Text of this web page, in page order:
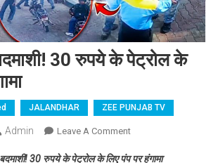
30 रुपये के पेट्रोल के
JALANDHAR ZEE PUNJAB TV
Admin Leave A CommentOn 3 युवकों की
30 रुपये के पेट्रोल के लिए पंप पर हंगामा